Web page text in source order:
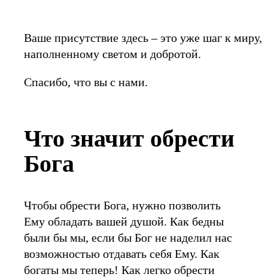
Ваше присутствие здесь – это уже шаг к миру,
наполненному светом и добротой.
Спасибо, что вы с нами.
Что значит обрести
Бога
Чтобы обрести Бога, нужно позволить
Ему обладать вашей душой. Как бедны
были бы мы, если бы Бог не наделил нас
возможностью отдавать себя Ему. Как
богаты мы теперь! Как легко обрести